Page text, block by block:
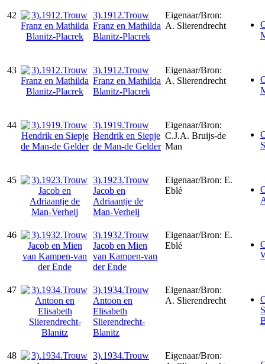
42
3).1912.Trouw
Franz en Mathilda
Blanitz-Placrek
Eigenaar/Bron:
A. Slierendrecht
43
3).1912.Trouw
Franz en Mathilda
Blanitz-Placrek
Eigenaar/Bron:
A. Slierendrecht
44
3).1919.Trouw
Hendrik en Siepje
de Man-de Gelder
Eigenaar/Bron:
C.J.A. Bruijs-de
Man
45
3).1923.Trouw
Jacob en
Adriaantje de
Man-Verheij
Eigenaar/Bron: E.
Eblé
46
3).1932.Trouw
Jacob en Mien
van Kampen-van
der Ende
Eigenaar/Bron: E.
Eblé
47
3).1934.Trouw
Antoon en
Elisabeth
Slierendrecht-
Blanitz
Eigenaar/Bron:
A. Slierendrecht
48
3).1934.Trouw
Eigenaar/Bron: